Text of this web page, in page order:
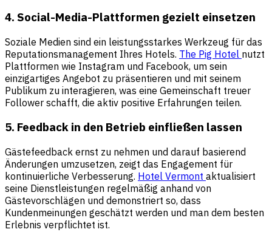
4. Social-Media-Plattformen gezielt einsetzen
Soziale Medien sind ein leistungsstarkes Werkzeug für das
Reputationsmanagement Ihres Hotels. The Pig Hotel nutzt
Plattformen wie Instagram und Facebook, um sein
einzigartiges Angebot zu präsentieren und mit seinem
Publikum zu interagieren, was eine Gemeinschaft treuer
Follower schafft, die aktiv positive Erfahrungen teilen.
5. Feedback in den Betrieb einfließen lassen
Gästefeedback ernst zu nehmen und darauf basierend
Änderungen umzusetzen, zeigt das Engagement für
kontinuierliche Verbesserung. Hotel Vermont aktualisiert
seine Dienstleistungen regelmäßig anhand von
Gästevorschlägen und demonstriert so, dass
Kundenmeinungen geschätzt werden und man dem besten
Erlebnis verpflichtet ist.